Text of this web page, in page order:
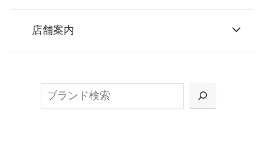
お申込み
または梱包材不要の「集荷申込」からお選び
店舗案内